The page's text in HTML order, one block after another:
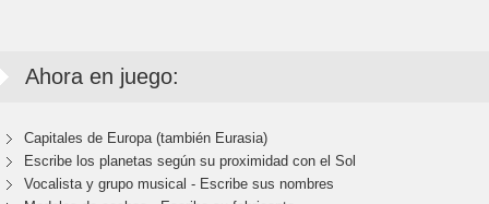
Ahora en juego:
Capitales de Europa (también Eurasia)
Escribe los planetas según su proximidad con el Sol
Vocalista y grupo musical - Escribe sus nombres